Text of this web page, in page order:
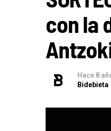
con la
Hace 8
Bidebieta